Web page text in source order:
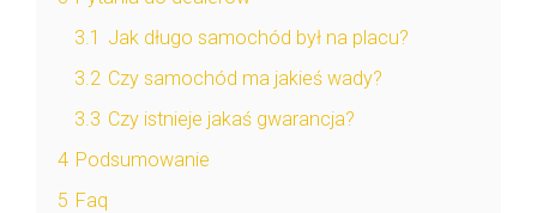
3.1 Jak długo samochód był na placu?
3.2 Czy samochód ma jakieś wady?
3.3 Czy istnieje jakaś gwarancja?
4 Podsumowanie
5 Faq